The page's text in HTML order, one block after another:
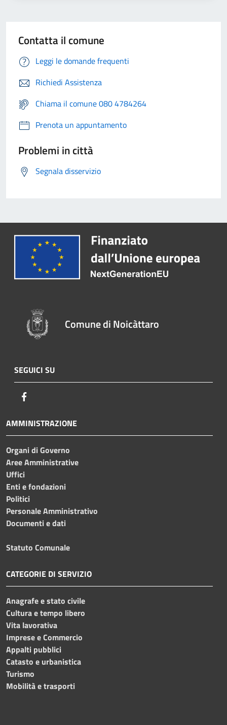
Contatta il comune
Leggi le domande frequenti
Richiedi Assistenza
Chiama il comune 080 4784264
Prenota un appuntamento
Problemi in città
Segnala disservizio
Comune di Noicàttaro
SEGUICI SU
AMMINISTRAZIONE
Organi di Governo
Aree Amministrative
Uffici
Enti e fondazioni
Politici
Personale Amministrativo
Documenti e dati
Statuto Comunale
CATEGORIE DI SERVIZIO
Anagrafe e stato civile
Cultura e tempo libero
Vita lavorativa
Imprese e Commercio
Appalti pubblici
Catasto e urbanistica
Turismo
Mobilità e trasporti